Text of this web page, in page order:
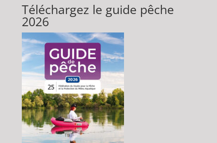
Téléchargez le guide pêche
2026